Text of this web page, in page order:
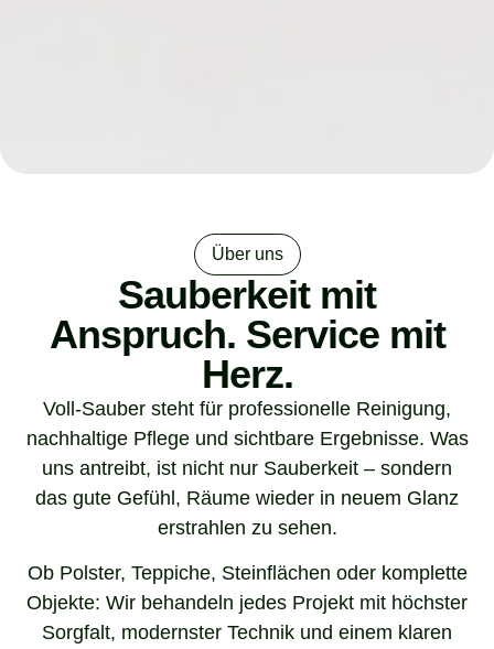
Über uns
Sauberkeit mit
Anspruch. Service mit
Herz.
Voll-Sauber steht für professionelle Reinigung,
nachhaltige Pflege und sichtbare Ergebnisse. Was
uns antreibt, ist nicht nur Sauberkeit – sondern
das gute Gefühl, Räume wieder in neuem Glanz
erstrahlen zu sehen.
Ob Polster, Teppiche, Steinflächen oder komplette
Objekte: Wir behandeln jedes Projekt mit höchster
Sorgfalt, modernster Technik und einem klaren